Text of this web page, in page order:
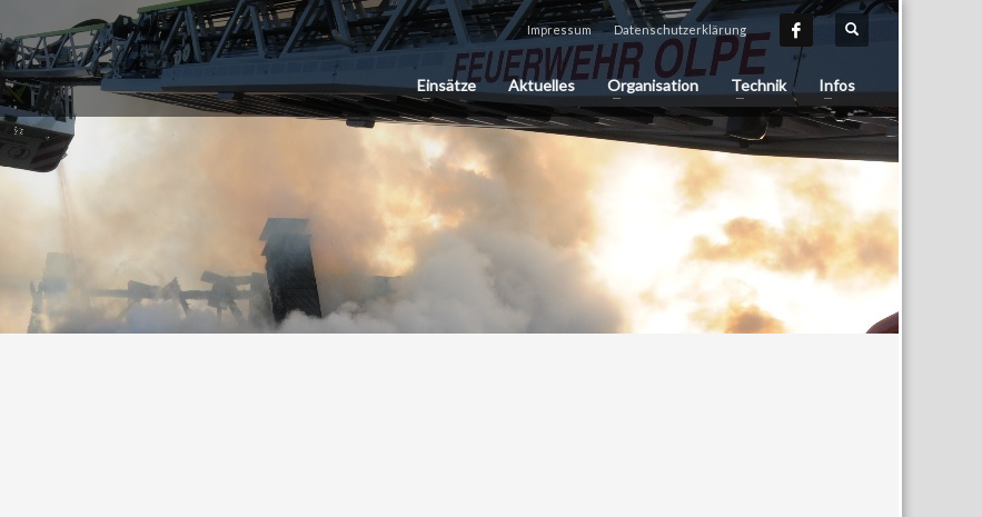
Impressum Datenschutzerklärung
Einsätze Aktuelles Organisation Technik Infos